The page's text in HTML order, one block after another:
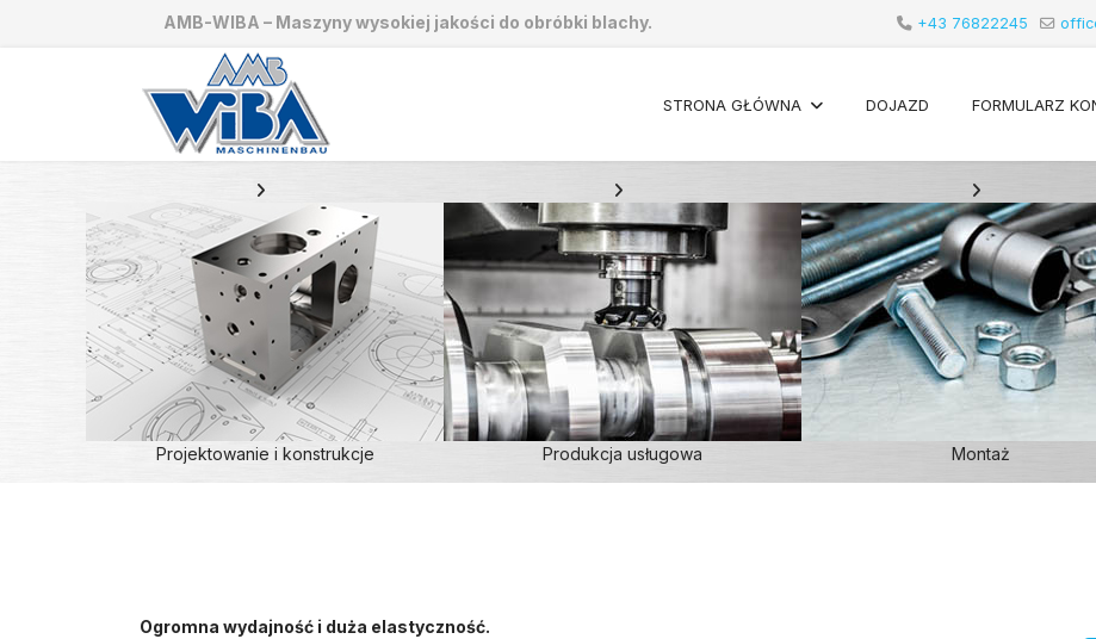
AMB-WIBA – Maszyny wysokiej jakości do obróbki blachy. +43 76822245
STRONA GŁÓWNA DOJAZD FORMULARZ
Projektowanie i konstrukcje Produkcja usługowa Montaż
Ogromna wydajność i duża elastyczność.